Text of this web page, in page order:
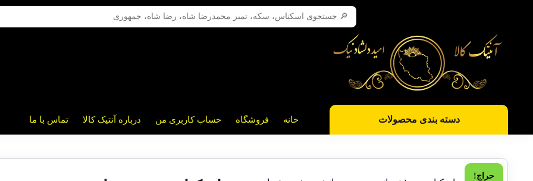
دسته بندی محصولات خانه فروشگاه حساب کاربری من درباره آنتیک کالا تماس با ما
حراج!